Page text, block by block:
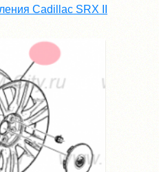
Cadillac SRX ІІ